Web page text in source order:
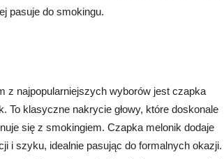
pasuje do smokingu.
z najpopularniejszych wyborów jest czapka
To klasyczne nakrycie głowy, które doskonale
się z smokingiem. Czapka melonik dodaje
i szyku, idealnie pasując do formalnych okazji.